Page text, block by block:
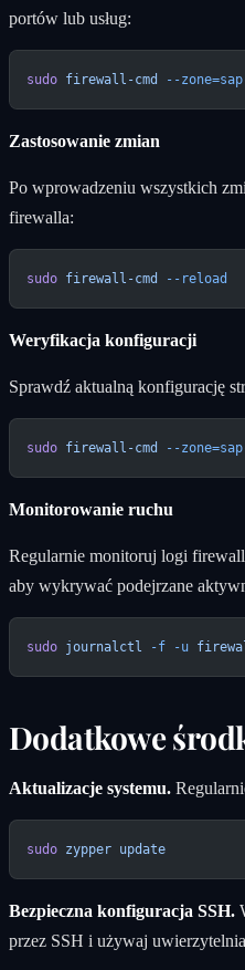
portów lub usług:
sudo firewall-cmd --
Zastosowanie zmian
Po wprowadzeniu wszystkich
firewalla:
sudo firewall-cmd --reload
Weryfikacja konfiguracji
Sprawdź aktualną konfigurację
sudo firewall-cmd --
Monitorowanie ruchu
Regularnie monitoruj logi
aby wykrywać podejrzane
sudo journalctl -f -u
Dodatkowe
Aktualizacje systemu.
sudo zypper update
Bezpieczna konfiguracja SSH.
przez SSH i używaj